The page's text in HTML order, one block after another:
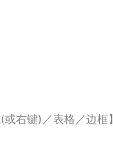
右键)／表格／边框】